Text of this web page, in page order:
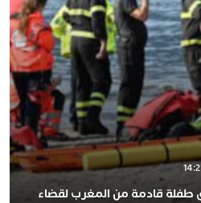
طفلة قادمة من المغرب لقضاء